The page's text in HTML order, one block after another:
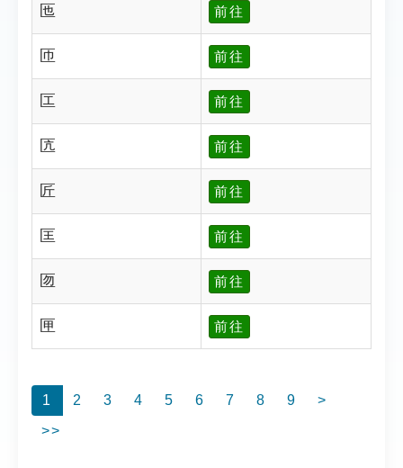
匜 前往
匝 前往
匞 前往
匟 前往
匠 前往
匡 前往
匢 前往
匣 前往
1 2 3 4 5 6 7 8 9
>
>>